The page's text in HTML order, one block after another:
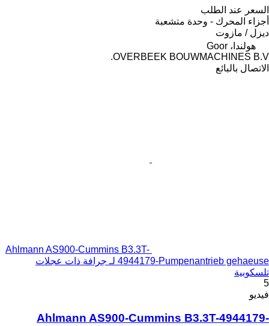
السعر عند الطلب
أجزاء المحرك - وحدة متشعبة
ديزل / مازوت
هولندا، Goor
OVERBEEK BOUWMACHINES B.V.
الاتصال بالبائع
Ahlmann AS900-Cummins B3.3T-
4944179-Pumpenantrieb gehaeuse لـ جرافة ذات عجلات
تلسكوبية
5
فيديو
Ahlmann AS900-Cummins B3.3T-4944179-